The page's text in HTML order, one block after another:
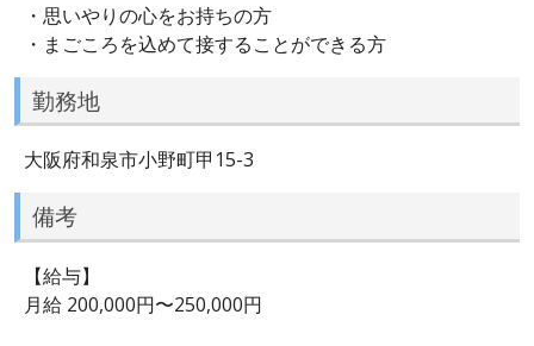
・思いやりの心をお持ちの方
・まごころを込めて接することができる方
勤務地
大阪府和泉市小野町甲15-3
備考
【給与】
月給 200,000円〜250,000円